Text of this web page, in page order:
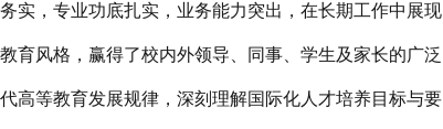
实，专业功底扎实，业务能力突出，在长期工作中展现
育风格，赢得了校内外领导、同事、学生及家长的广泛
高等教育发展规律，深刻理解国际化人才培养目标与要